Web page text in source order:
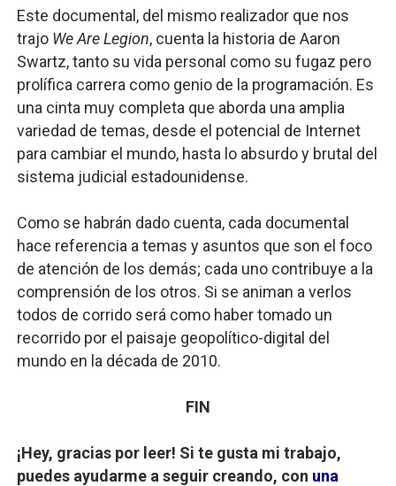
Este documental, del mismo realizador que nos
trajo We Are Legion, cuenta la historia de Aaron
Swartz, tanto su vida personal como su fugaz pero
prolífica carrera como genio de la programación. Es
una cinta muy completa que aborda una amplia
variedad de temas, desde el potencial de Internet
para cambiar el mundo, hasta lo absurdo y brutal del
sistema judicial estadounidense.
Como se habrán dado cuenta, cada documental
hace referencia a temas y asuntos que son el foco
de atención de los demás; cada uno contribuye a la
comprensión de los otros. Si se animan a verlos
todos de corrido será como haber tomado un
recorrido por el paisaje geopolítico-digital del
mundo en la década de 2010.
FIN
¡Hey, gracias por leer! Si te gusta mi trabajo,
puedes ayudarme a seguir creando, con una